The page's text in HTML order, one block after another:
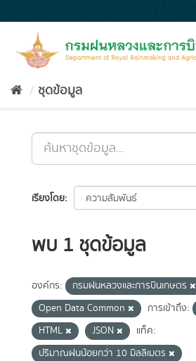
to
ชุดข้อมูล
เรียงโดย
พบ 1 ชุดข้อมูล
องค์กร: กรมฝนหลวงและการบินเกษตร
Open Data Common
การเข้าถึง:
HTML
JSON
แท็ค:
ปริมาณฝนน้อยกว่า 10 มิลลิเมตร